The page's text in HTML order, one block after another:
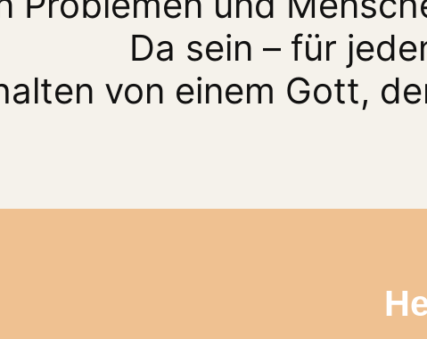
Da sein – für
von einem Gott,